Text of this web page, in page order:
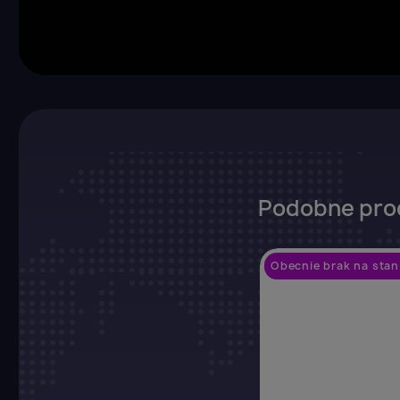
Podobne
Obecnie brak na